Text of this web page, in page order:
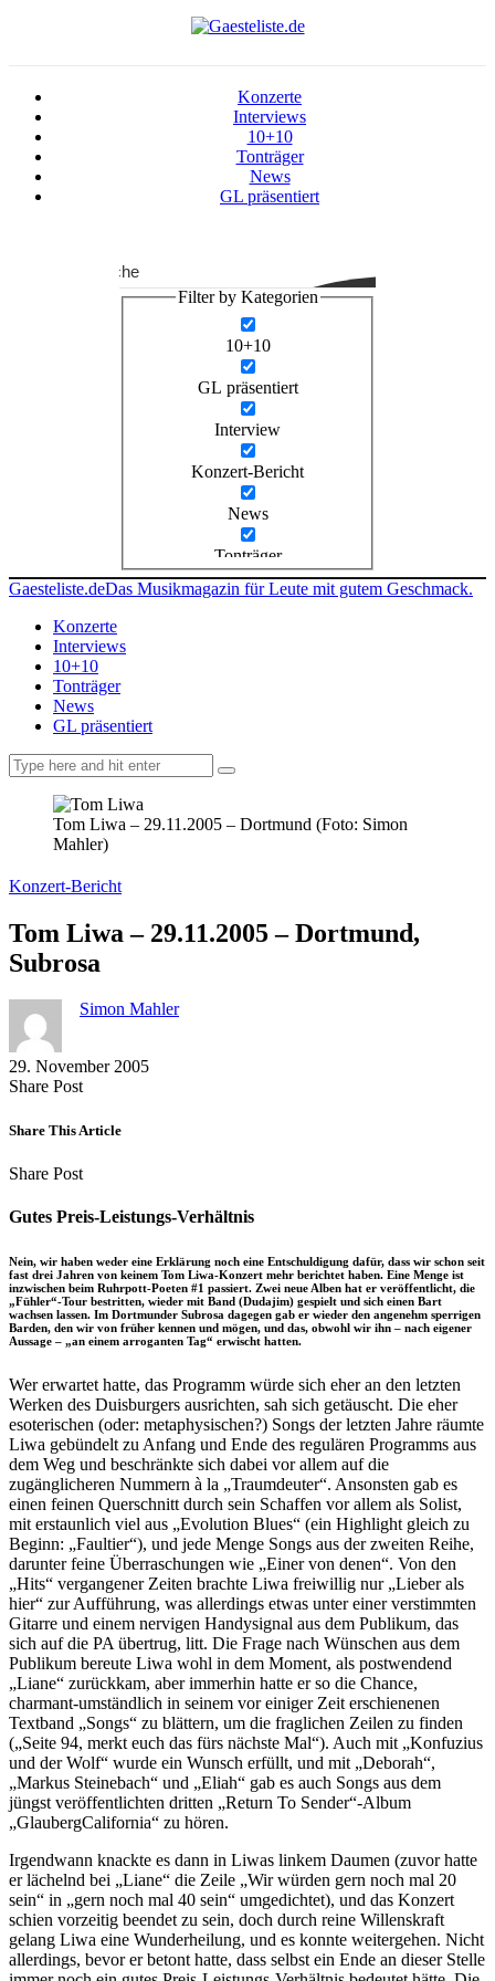
Konzerte
Interviews
10+10
Tonträger
News
GL präsentiert
Suche
Filter by Kategorien
10+10
GL präsentiert
Interview
Konzert-Bericht
News
Tonträger
Gaesteliste.deDas Musikmagazin für Leute mit gutem Geschmack.
Konzerte
Interviews
10+10
Tonträger
News
GL präsentiert
Tom Liwa – 29.11.2005 – Dortmund (Foto: Simon
Mahler)
Konzert-Bericht
Tom Liwa – 29.11.2005 – Dortmund,
Subrosa
Simon Mahler
29. November 2005
Share PostShare
Facebook
Copy
to
Send
via
Share This Article
Share PostShare
Facebook
Copy
to
Send
via
Gutes Preis-Leistungs-Verhältnis
Nein, wir haben weder eine Erklärung noch eine Entschuldigung dafür, dass wir schon seit
fast drei Jahren von keinem Tom Liwa-Konzert mehr berichtet haben. Eine Menge ist
inzwischen beim Ruhrpott-Poeten #1 passiert. Zwei neue Alben hat er veröffentlicht, die
„Fühler“-Tour bestritten, wieder mit Band (Dudajim) gespielt und sich einen Bart
wachsen lassen. Im Dortmunder Subrosa dagegen gab er wieder den angenehm sperrigen
Barden, den wir von früher kennen und mögen, und das, obwohl wir ihn – nach eigener
Aussage – „an einem arroganten Tag“ erwischt hatten.
Wer erwartet hatte, das Programm würde sich eher an den letzten
Werken des Duisburgers ausrichten, sah sich getäuscht. Die eher
esoterischen (oder: metaphysischen?) Songs der letzten Jahre räumte
Liwa gebündelt zu Anfang und Ende des regulären Programms aus
dem Weg und beschränkte sich dabei vor allem auf die
zugänglicheren Nummern à la „Traumdeuter“. Ansonsten gab es
einen feinen Querschnitt durch sein Schaffen vor allem als Solist,
mit erstaunlich viel aus „Evolution Blues“ (ein Highlight gleich zu
Beginn: „Faultier“), und jede Menge Songs aus der zweiten Reihe,
darunter feine Überraschungen wie „Einer von denen“. Von den
„Hits“ vergangener Zeiten brachte Liwa freiwillig nur „Lieber als
hier“ zur Aufführung, was allerdings etwas unter einer verstimmten
Gitarre und einem nervigen Handysignal aus dem Publikum, das
sich auf die PA übertrug, litt. Die Frage nach Wünschen aus dem
Publikum bereute Liwa wohl in dem Moment, als postwendend
„Liane“ zurückkam, aber immerhin hatte er so die Chance,
charmant-umständlich in seinem vor einiger Zeit erschienenen
Textband „Songs“ zu blättern, um die fraglichen Zeilen zu finden
(„Seite 94, merkt euch das fürs nächste Mal“). Auch mit „Konfuzius
und der Wolf“ wurde ein Wunsch erfüllt, und mit „Deborah“,
„Markus Steinebach“ und „Eliah“ gab es auch Songs aus dem
jüngst veröffentlichten dritten „Return To Sender“-Album
„GlaubergCalifornia“ zu hören.
Irgendwann knackte es dann in Liwas linkem Daumen (zuvor hatte
er lächelnd bei „Liane“ die Zeile „Wir würden gern noch mal 20
sein“ in „gern noch mal 40 sein“ umgedichtet), und das Konzert
schien vorzeitig beendet zu sein, doch durch reine Willenskraft
gelang Liwa eine Wunderheilung, und es konnte weitergehen. Nicht
allerdings, bevor er betont hatte, dass selbst ein Ende an dieser Stelle